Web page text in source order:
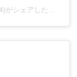
Banzoku@鷺師なwebライター(@sekisei24)がシェアした投稿